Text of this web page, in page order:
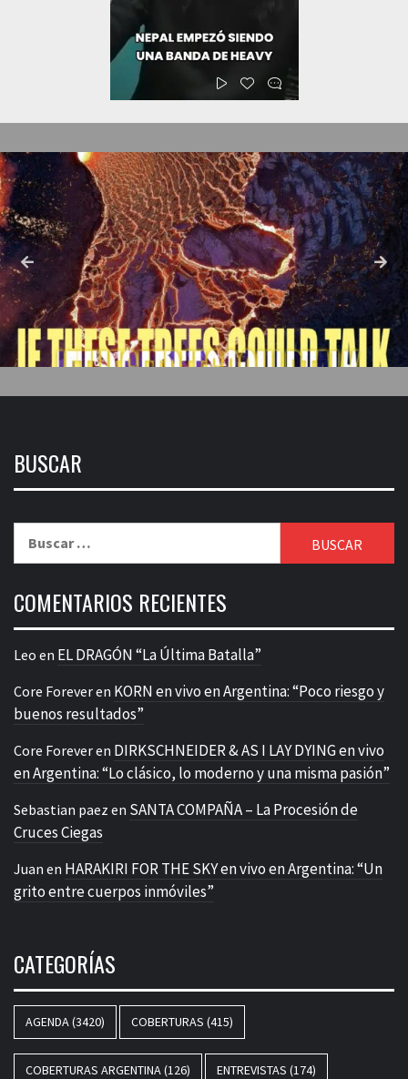
BUSCAR
COMENTARIOS RECIENTES
Leo en EL DRAGÓN “La Última Batalla”
Core Foreveren KORN en vivo en Argentina: “Poco riesgo y
buenos resultados”
Core Foreveren DIRKSCHNEIDER & AS I LAY DYING en vivo
en Argentina: “Lo clásico, lo moderno y una misma pasión”
Sebastian paez en SANTA COMPAÑA – La Procesión de
Cruces Ciegas
Juan en HARAKIRI FOR THE SKY en vivo en Argentina: “Un
grito entre cuerpos inmóviles”
CATEGORÍAS
AGENDA(3420) COBERTURAS (415)
COBERTURAS ARGENTINA(126) ENTREVISTAS (174)